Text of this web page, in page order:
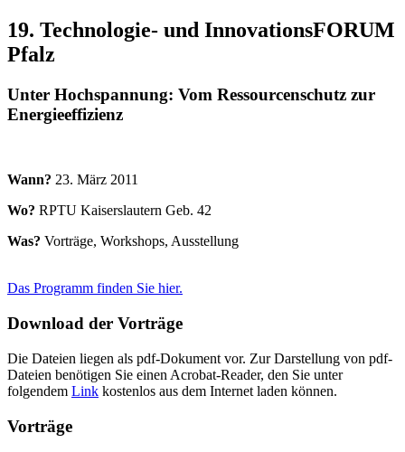
19. Technologie- und InnovationsFORUM
Pfalz
Unter Hochspannung: Vom Ressourcenschutz zur
Energieeffizienz
Wann? 23. März 2011
Wo? RPTU Kaiserslautern Geb. 42
Was? Vorträge, Workshops, Ausstellung
Das Programm finden Sie hier.
Download der Vorträge
Die Dateien liegen als pdf-Dokument vor. Zur Darstellung von pdf-
Dateien benötigen Sie einen Acrobat-Reader, den Sie unter
folgendem Link kostenlos aus dem Internet laden können.
Vorträge